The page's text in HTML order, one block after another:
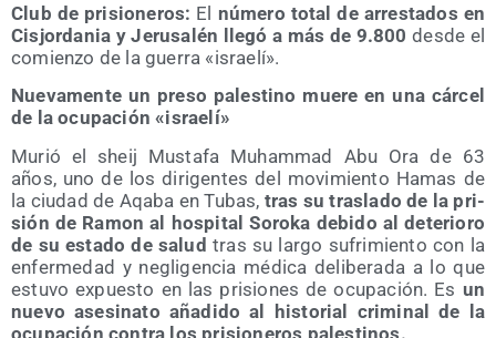
Club de pri­sio­ne­ros: El núme­ro total de arres­ta­dos en
Cis­jor­da­nia y Jeru­sa­lén lle­gó a más de 9.800 des­de el
comien­zo de la gue­rra «israe­lí».
Nue­va­men­te un pre­so pales­tino mue­re en una cár­cel
de la ocu­pa­ción «israe­lí»
Murió el sheij Mus­ta­fa Muham­mad Abu Ora de 63
años, uno de los diri­gen­tes del movi­mien­to Hamas de
la ciu­dad de Aqa­ba en Tubas, tras su tras­la­do de la pri­
sión de Ramon al hos­pi­tal Soro­ka debi­do al dete­rio­ro
de su esta­do de salud tras su lar­go sufri­mien­to con la
enfer­me­dad y negli­gen­cia médi­ca deli­be­ra­da a lo que
estu­vo expues­to en las pri­sio­nes de ocu­pa­ción. Es un
nue­vo ase­si­na­to aña­di­do al his­to­rial cri­mi­nal de la
ocu­pa­ción con­tra los pri­sio­ne­ros palestinos.